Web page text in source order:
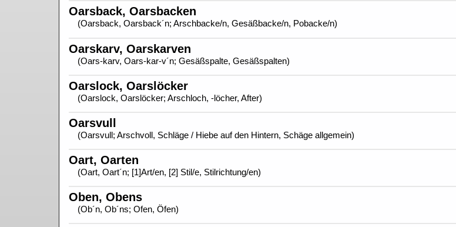
Oarsback, Oarsbacken
(Oarsback, Oarsback´n; Arschbacke/n, Gesäßbacke/n, Pobacke/n)
Oarskarv, Oarskarven
(Oars-karv, Oars-kar-v´n; Gesäßspalte, Gesäßspalten)
Oarslock, Oarslöcker
(Oarslock, Oarslöcker; Arschloch, -löcher, After)
Oarsvull
(Oarsvull; Arschvoll, Schläge / Hiebe auf den Hintern, Schäge allgemein)
Oart, Oarten
(Oart, Oart´n; [1]Art/en, [2] Stil/e, Stilrichtung/en)
Oben, Obens
(Ob´n, Ob´ns; Ofen, Öfen)